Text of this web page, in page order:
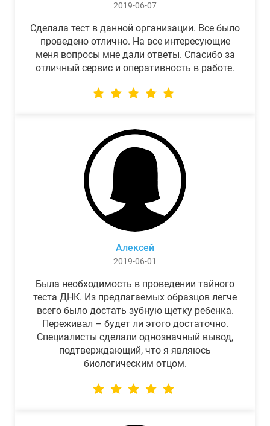
2019-06-07
Сделала тест в данной организации. Все было
проведено отлично. На все интересующие
меня вопросы мне дали ответы. Спасибо за
отличный сервис и оперативность в работе.
Алексей
2019-06-01
Была необходимость в проведении тайного
теста ДНК. Из предлагаемых образцов легче
всего было достать зубную щетку ребенка.
Переживал – будет ли этого достаточно.
Специалисты сделали однозначный вывод,
подтверждающий, что я являюсь
биологическим отцом.